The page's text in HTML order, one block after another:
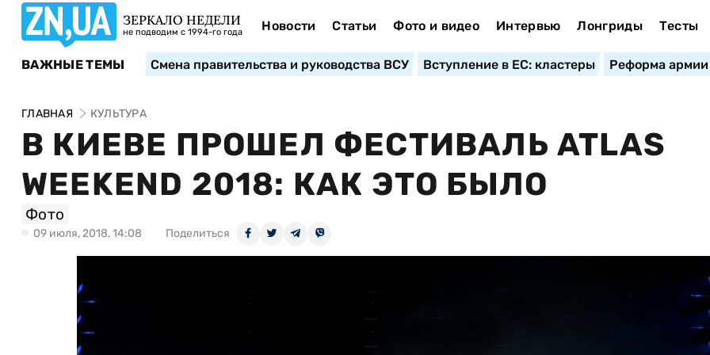
ЗЕРКАЛО НЕДЕЛИ
не подводим с 1994-го года Новости Статьи Фото и видео Интервью Лонгриды Тесты
ВАЖНЫЕ ТЕМЫ Смена правительства и руководства ВСУ Вступление в ЕС: кластеры Реформа армии
ГЛАВНАЯ КУЛЬТУРА
В КИЕВЕ ПРОШЕЛ ФЕСТИВАЛЬ ATLAS
WEEKEND 2018: КАК ЭТО БЫЛО
Фото
09 июля, 2018, 14:08 Поделиться